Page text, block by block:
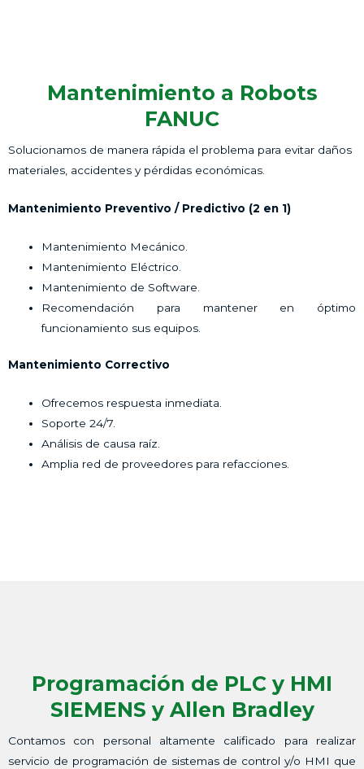
Mantenimiento a Robots
FANUC
Solucionamos de manera rápida el problema para evitar daños
materiales, accidentes y pérdidas económicas.
Mantenimiento Preventivo / Predictivo (2 en 1)
Mantenimiento Mecánico.
Mantenimiento Eléctrico.
Mantenimiento de Software.
Recomendación para mantener en óptimo
funcionamiento sus equipos.
Mantenimiento Correctivo
Ofrecemos respuesta inmediata.
Soporte 24/7.
Análisis de causa raíz.
Amplia red de proveedores para refacciones.
Programación de PLC y HMI
SIEMENS y Allen Bradley
Contamos con personal altamente calificado para realizar
servicio de programación de sistemas de control y/o HMI que